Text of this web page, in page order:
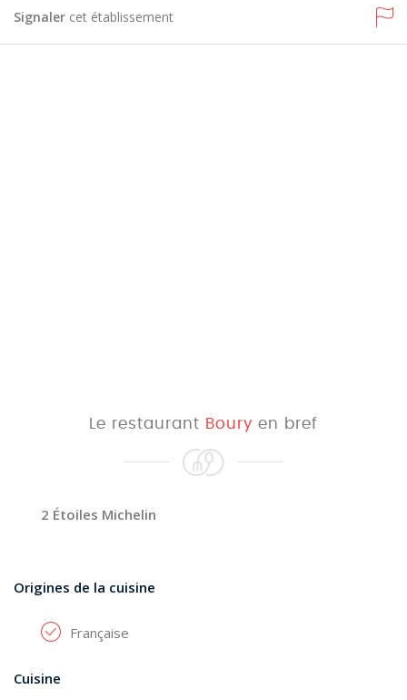
Signaler cet établissement
Le restaurant Boury en bref
2 Étoiles Michelin
Origines de la cuisine
Française
Cuisine